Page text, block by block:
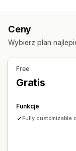
Responsywność
Ceny
Wybierz plan
Free
Gratis
Funkcje
Fully customizable